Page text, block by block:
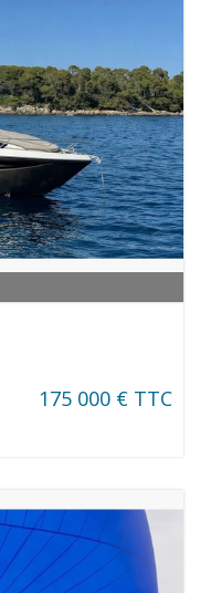
175 000 € TTC